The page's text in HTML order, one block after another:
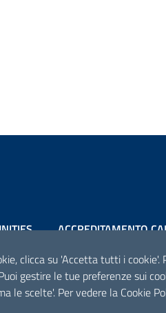
clicca su 'Accetta tutti i cookie'.
gestire le tue preferenze sui
le scelte'. Per vedere la Cookie
ACCREDITAMENTO CAI
Scheda informativa